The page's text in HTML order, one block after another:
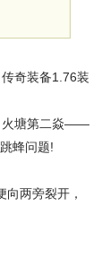
奇装备1.76装
火塘第二焱——
蜂问题!
两旁裂开，